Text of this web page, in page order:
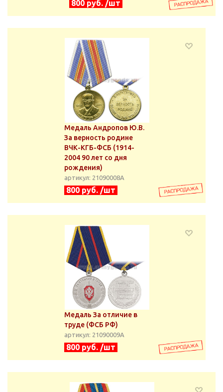
800 руб. /шт
Медаль Андропов Ю.В.
За верность родине
ВЧК-КГБ-ФСБ (1914-
2004 90 лет со дня
рождения)
артикул: 21090008А
800 руб. /шт
Медаль За отличие в
труде (ФСБ РФ)
артикул: 21090009А
800 руб. /шт